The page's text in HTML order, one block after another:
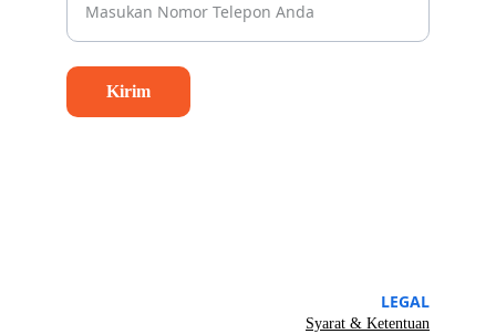
Kirim
Syarat & Ketentuan
LEGAL